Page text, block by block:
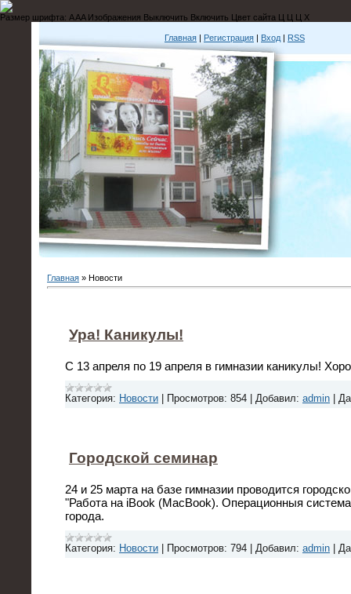
Размер шрифта: A AAИзображения Выключить Включить Цвет сайта Ц Ц Ц Х
Главная | Регистрация | Вход | RSS
Главная » Новости
Ура! Каникулы!
С 13 апреля по 19 апреля в гимназии каникулы!
Категория: Новости Просмотров: 854 Добавил: admin
Городской семинар
24 и 25 марта на базе гимназии проводится
"Работа на iBook (MacBook). Операционныя
города.
Категория: Новости Просмотров: 794 Добавил: admin